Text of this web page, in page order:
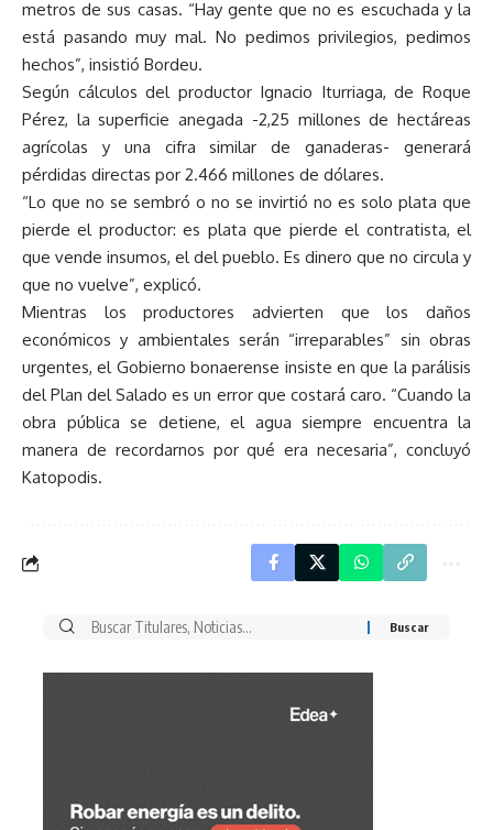
metros de sus casas. “Hay gente que no es escuchada y la
está pasando muy mal. No pedimos privilegios, pedimos
hechos”, insistió Bordeu.
Según cálculos del productor Ignacio Iturriaga, de Roque
Pérez, la superficie anegada -2,25 millones de hectáreas
agrícolas y una cifra similar de ganaderas- generará
pérdidas directas por 2.466 millones de dólares.
“Lo que no se sembró o no se invirtió no es solo plata que
pierde el productor: es plata que pierde el contratista, el
que vende insumos, el del pueblo. Es dinero que no circula y
que no vuelve”, explicó.
Mientras los productores advierten que los daños
económicos y ambientales serán “irreparables” sin obras
urgentes, el Gobierno bonaerense insiste en que la parálisis
del Plan del Salado es un error que costará caro. “Cuando la
obra pública se detiene, el agua siempre encuentra la
manera de recordarnos por qué era necesaria”, concluyó
Katopodis.
Buscar